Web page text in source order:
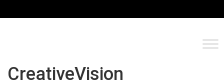
CreativeVision